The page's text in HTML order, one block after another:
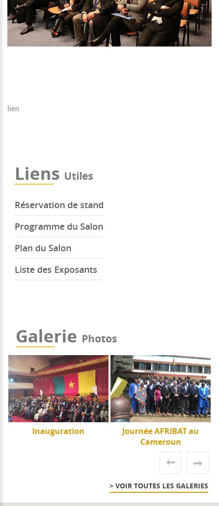
lien
Liens Utiles
Réservation de stand
Programme du Salon
Plan du Salon
Liste des Exposants
Galerie Photos
Inauguration
Journée AFRIBAT au
Cameroun
> VOIR TOUTES LES GALERIES